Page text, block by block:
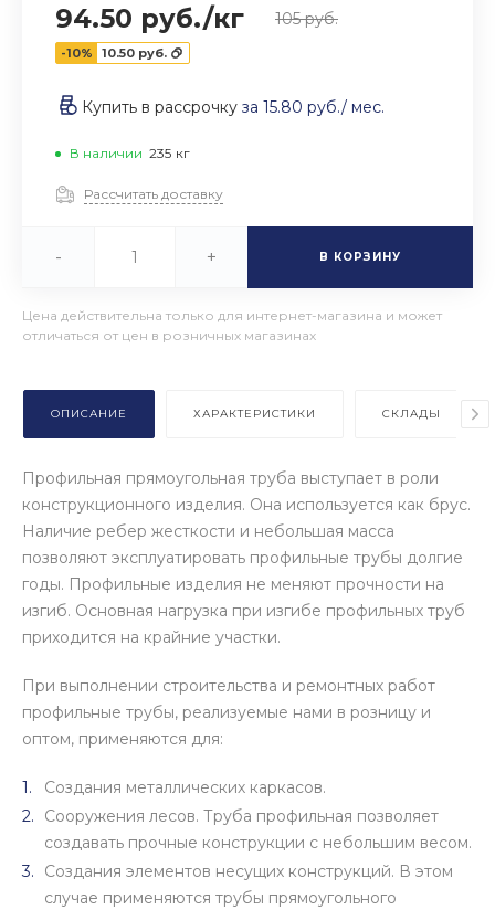
94.50 руб./кг 105 руб.
-10% 10.50 руб.
Купить в рассрочку за 15.80 руб./ мес.
В наличии 235 кг
Рассчитать доставку
- + В КОРЗИНУ
Цена действительна только для интернет-магазина и может
отличаться от цен в розничных магазинах
ОПИСАНИЕ ХАРАКТЕРИСТИКИ СКЛАДЫ
Профильная прямоугольная труба выступает в роли
конструкционного изделия. Она используется как брус.
Наличие ребер жесткости и небольшая масса
позволяют эксплуатировать профильные трубы долгие
годы. Профильные изделия не меняют прочности на
изгиб. Основная нагрузка при изгибе профильных труб
приходится на крайние участки.
При выполнении строительства и ремонтных работ
профильные трубы, реализуемые нами в розницу и
оптом, применяются для:
Создания металлических каркасов.
Сооружения лесов. Труба профильная позволяет
создавать прочные конструкции с небольшим весом.
Создания элементов несущих конструкций. В этом
случае применяются трубы прямоугольного